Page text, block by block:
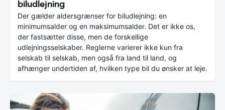
biludlejning
Der gælder aldersgrænser for biludlejning: en
minimumsalder og en maksimumsalder. Det er ikke os,
der fastsætter disse, men de forskellige
udlejningsselskaber. Reglerne varierer ikke kun fra
selskab til selskab, men også fra land til land, og
afhænger undertiden af, hvilken type bil du ønsker at leje.